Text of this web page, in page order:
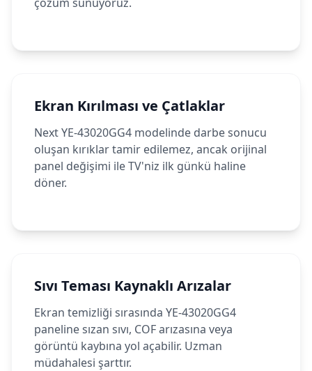
Ekran Kırılması ve Çatlaklar
Next YE-43020GG4 modelinde darbe sonucu
oluşan kırıklar tamir edilemez, ancak orijinal
panel değişimi ile TV'niz ilk günkü haline
döner.
Sıvı Teması Kaynaklı Arızalar
Ekran temizliği sırasında YE-43020GG4
paneline sızan sıvı, COF arızasına veya
görüntü kaybına yol açabilir. Uzman
müdahalesi şarttır.